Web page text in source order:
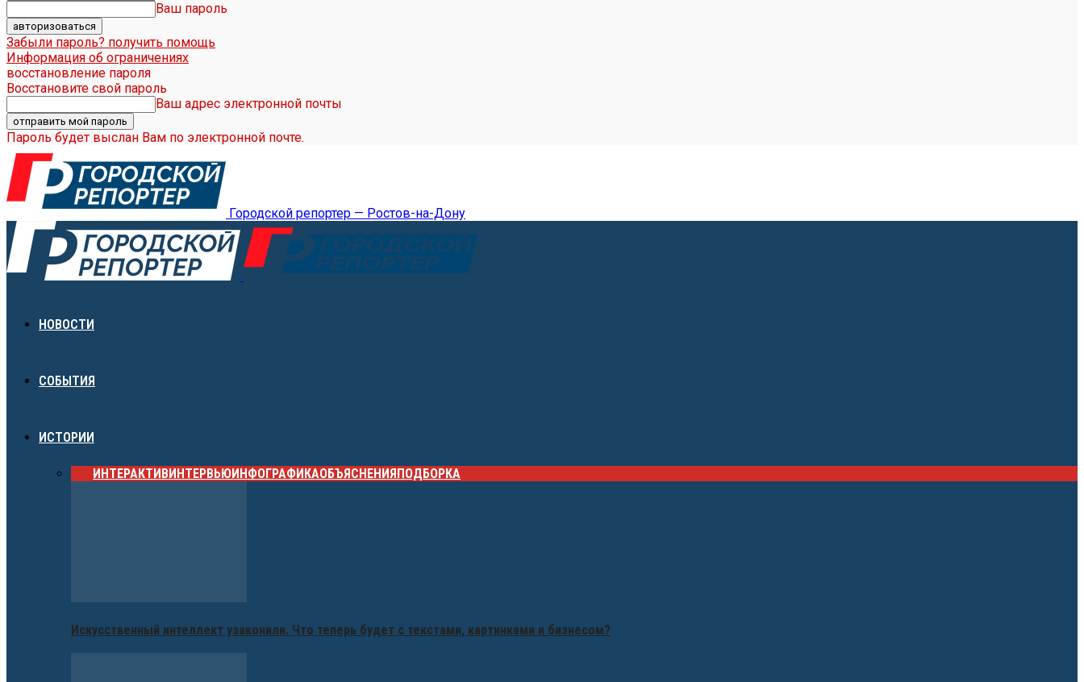
Ваш пароль
Забыли пароль? получить помощь
Информация об ограничениях
восстановление пароля
Восстановите свой пароль
Ваш адрес электронной почты
Пароль будет выслан Вам по электронной почте.
Городской репортер — Ростов-на-Дону
НОВОСТИ
СОБЫТИЯ
ИСТОРИИ
ИНТЕРАКТИВИНТЕРВЬЮИНФОГРАФИКАОБЪЯСНЕНИЯПОДБОРКА
Искусственный интеллект узаконили. Что теперь будет с текстами, картинками и бизнесом?